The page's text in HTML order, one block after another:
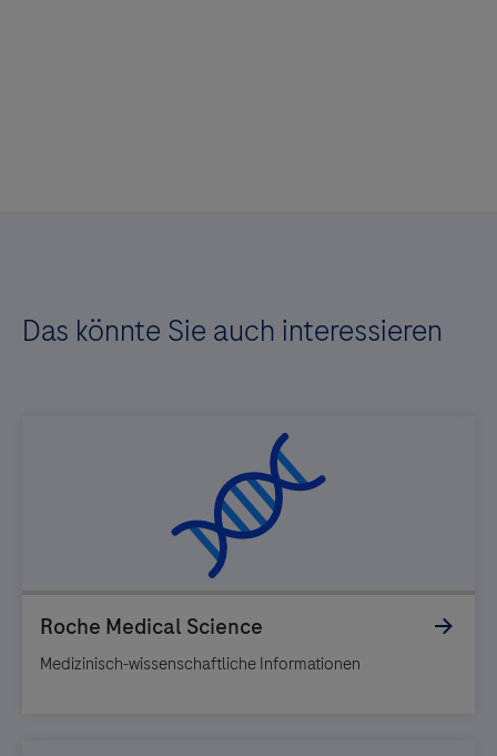
Das könnte Sie auch interessieren
Medizinisch-wissenschaftliche Informationen